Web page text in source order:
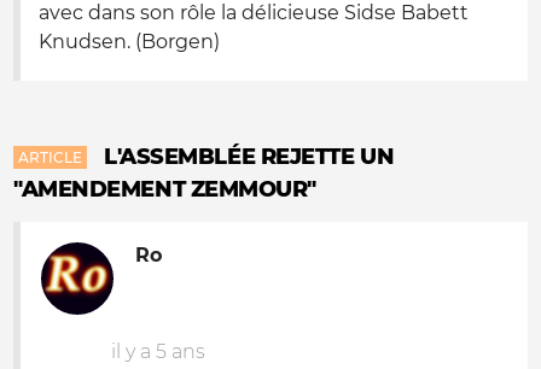
avec dans son rôle la délicieuse Sidse Babett
Knudsen. (Borgen)
ARTICLE
L'ASSEMBLÉE REJETTE UN
"AMENDEMENT ZEMMOUR"
Ro
il y a 5 ans